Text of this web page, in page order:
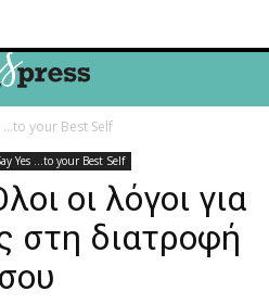
...to your Best Self
Yes ...to your Best Self
οι λόγοι για
στη διατροφή
σου